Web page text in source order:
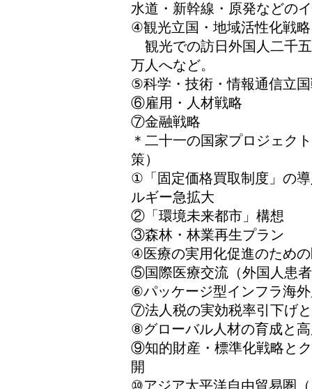
水道・新幹線・原発などの
④観光立国・地域活性化戦略
観光での訪日外国人二千
万人へなど。
⑤科学・技術・情報通信立
⑥雇用・人材戦略
⑦金融戦略
＊二十一の国家プロジェク
策）
①「固定価格買取制度」の
ルギー急拡大
②「環境未来都市」構想
③森林・林業再生プラン
④医療の実用化促進のため
⑤国際医療交流（外国人患
⑥パッケージ型インフラ海
⑦法人税の実効税率引下げ
⑧グローバル人材の育成と
⑨知的財産・標準化戦略と
開
⑩アジア太平洋自由貿易圏